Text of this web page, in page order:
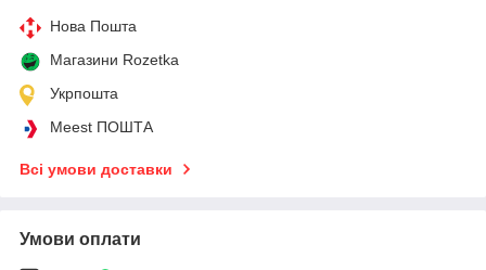
Нова Пошта
Магазини Rozetka
Укрпошта
Meest ПОШТА
Всі умови доставки
Умови оплати